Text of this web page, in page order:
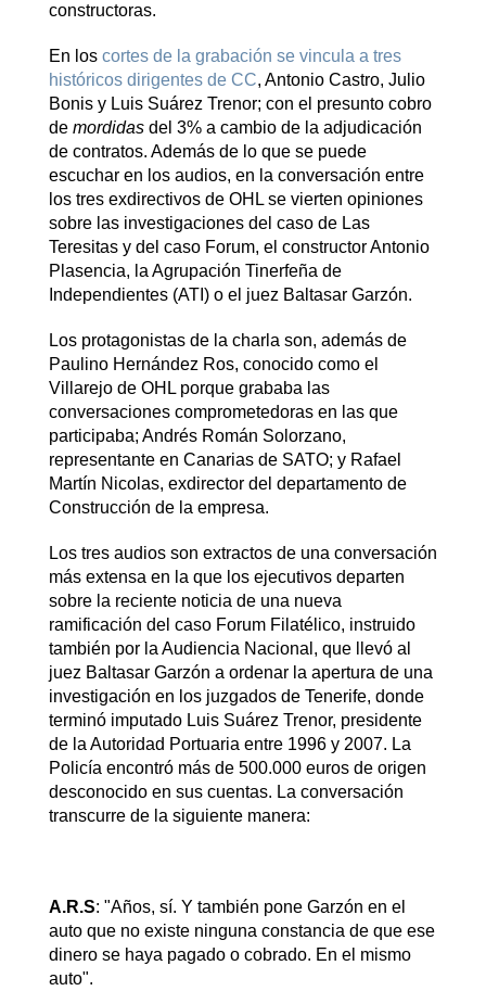
constructoras.
En los cortes de la grabación se vincula a tres
históricos dirigentes de CC, Antonio Castro, Julio
Bonis y Luis Suárez Trenor; con el presunto cobro
de mordidas del 3% a cambio de la adjudicación
de contratos. Además de lo que se puede
escuchar en los audios, en la conversación entre
los tres exdirectivos de OHL se vierten opiniones
sobre las investigaciones del caso de Las
Teresitas y del caso Forum, el constructor Antonio
Plasencia, la Agrupación Tinerfeña de
Independientes (ATI) o el juez Baltasar Garzón.
Los protagonistas de la charla son, además de
Paulino Hernández Ros, conocido como el
Villarejo de OHL porque grababa las
conversaciones comprometedoras en las que
participaba; Andrés Román Solorzano,
representante en Canarias de SATO; y Rafael
Martín Nicolas, exdirector del departamento de
Construcción de la empresa.
Los tres audios son extractos de una conversación
más extensa en la que los ejecutivos departen
sobre la reciente noticia de una nueva
ramificación del caso Forum Filatélico, instruido
también por la Audiencia Nacional, que llevó al
juez Baltasar Garzón a ordenar la apertura de una
investigación en los juzgados de Tenerife, donde
terminó imputado Luis Suárez Trenor, presidente
de la Autoridad Portuaria entre 1996 y 2007. La
Policía encontró más de 500.000 euros de origen
desconocido en sus cuentas. La conversación
transcurre de la siguiente manera:
A.R.S: "Años, sí. Y también pone Garzón en el
auto que no existe ninguna constancia de que ese
dinero se haya pagado o cobrado. En el mismo
auto".